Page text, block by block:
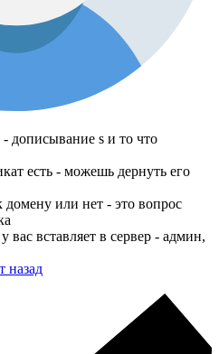
дописывание s и то что
есть - можешь дернуть его
домену или нет - это вопрос
вас вставляет в сервер - админ,
назад